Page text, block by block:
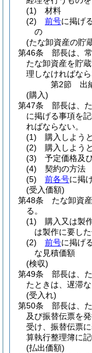
(1)
材料
(2)
前号に掲げ
の
(たな卸資産の貯
第46条
部長は、
たな卸資産を貯
理しなければなら
第2節
出
(購入)
第47条
部長は、
に掲げる事項を
ればならない。
(1)
購入しよう
(2)
購入しよう
(3)
予定価格及
(4)
契約の方法
(5)
前各号に掲
(受入価額)
第48条
たな卸資
る。
(1)
購入又は製
は製作に要し
(2)
前号に掲げ
な見積価額
(検収)
第49条
部長は、
たときは、遅滞
(受入れ)
第50条
部長は、
及び振替伝票を
受け、振替伝票
算執行整理簿に
(払出価額)